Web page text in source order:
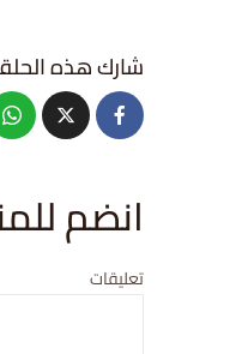
انضم
تعليقات